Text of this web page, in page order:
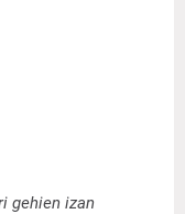
gehien izan